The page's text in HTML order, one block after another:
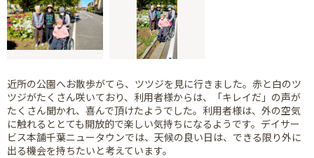
近所の公園へお散歩がてら、ツツジを見に行きました。赤と白のツ
ツジがたくさん咲いており、利用者様からは、「キレイだ」の声が
たくさん聞かれ、喜んで頂けたようでした。利用者様は、外の空気
に触れるととても開放的で楽しい気持ちになるようです。デイサー
ビス本舗千葉ニュータウンでは、天候の良い日は、できる限り外に
出る機会を持ちたいと考えています。